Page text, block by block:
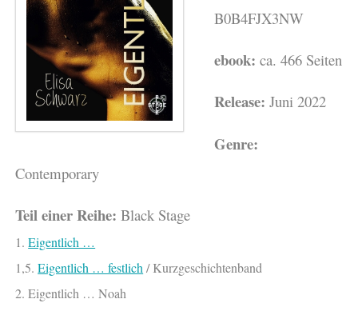
B0B4FJX3NW
ebook: ca. 466 Seiten
Release: Juni 2022
Genre:
Contemporary
Teil einer Reihe:Black Stage
1.Eigentlich …
1,5.Eigentlich … festlich / Kurzgeschichtenband
2. Eigentlich … Noah